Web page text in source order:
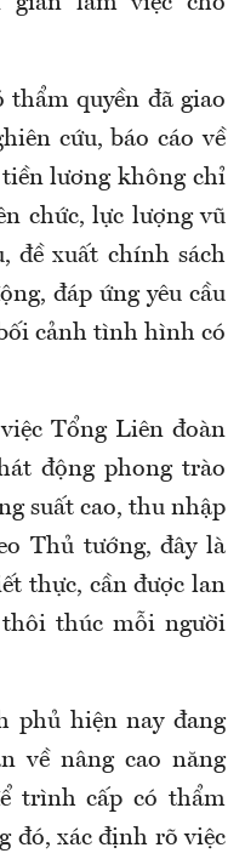
thẩm quyền đã giao
cứu, báo cáo về
lương không chỉ
chức, lực lượng vũ
đề xuất chính sách
đáp ứng yêu cầu
cảnh tình hình có
Tổng Liên đoàn
động phong trào
suất cao, thu nhập
Thủ tướng, đây là
thực, cần được lan
thôi thúc mỗi người
phủ hiện nay đang
về nâng cao năng
trình cấp có thẩm
đó, xác định rõ việc